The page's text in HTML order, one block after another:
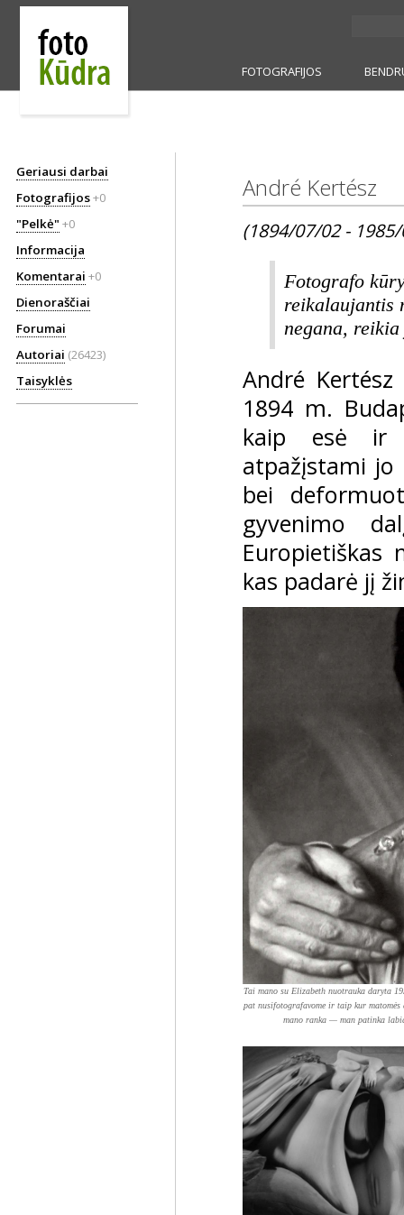
FOTOGRAFIJOS
Geriausi darbai
Fotografijos+0
"Pelkė" +0
Informacija
Komentarai +0
Dienoraščiai
Forumai
Autoriai (26423)
Taisyklės
André Kertész
(1894/07/02 -
Fotografo
reikalaujantis
negana,
André
1894 m.
kaip esė ir
atpažįstami jo
bei
gyvenimo
kas padarė jį
Tai mano su Elizabeth nuotrauka daryta
pat nusifotografavome ir taip kur
mano ranka — man patinka